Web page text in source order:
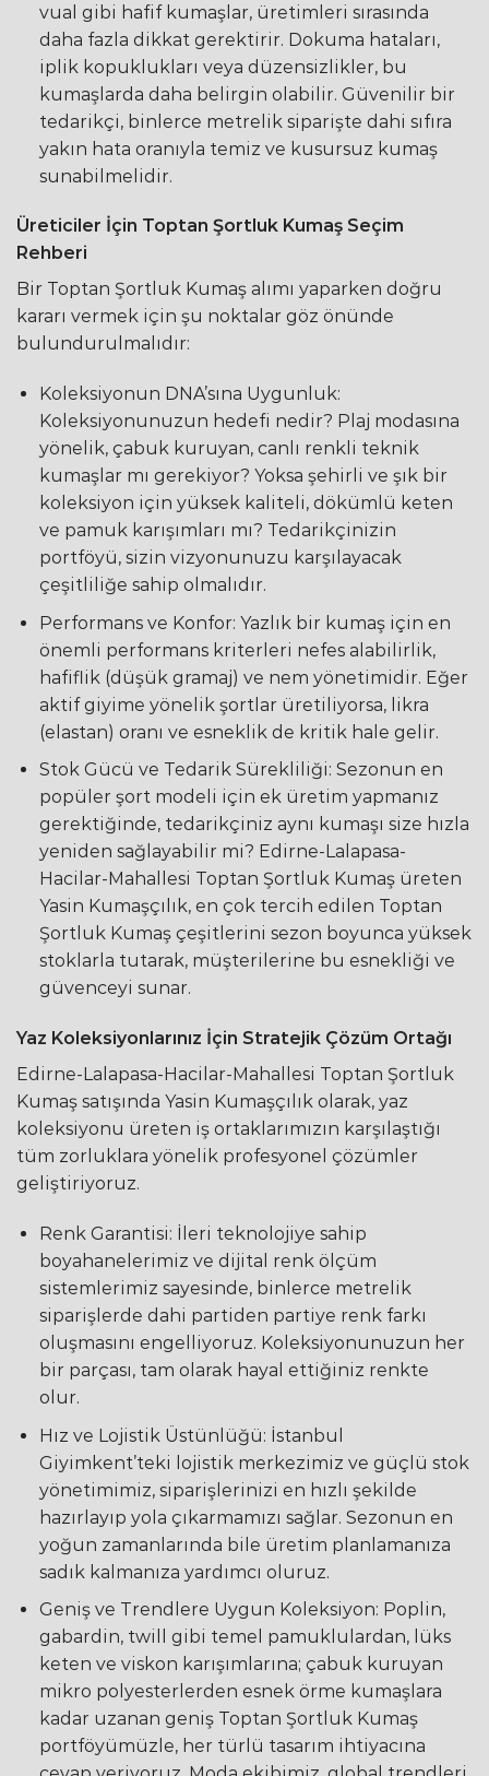
vual gibi hafif kumaşlar, üretimleri sırasında
daha fazla dikkat gerektirir. Dokuma hataları,
iplik kopuklukları veya düzensizlikler, bu
kumaşlarda daha belirgin olabilir. Güvenilir bir
tedarikçi, binlerce metrelik siparişte dahi sıfıra
yakın hata oranıyla temiz ve kusursuz kumaş
sunabilmelidir.
Üreticiler İçin Toptan Şortluk Kumaş Seçim
Rehberi
Bir Toptan Şortluk Kumaş alımı yaparken doğru
kararı vermek için şu noktalar göz önünde
bulundurulmalıdır:
Koleksiyonun DNA’sına Uygunluk:
Koleksiyonunuzun hedefi nedir? Plaj modasına
yönelik, çabuk kuruyan, canlı renkli teknik
kumaşlar mı gerekiyor? Yoksa şehirli ve şık bir
koleksiyon için yüksek kaliteli, dökümlü keten
ve pamuk karışımları mı? Tedarikçinizin
portföyü, sizin vizyonunuzu karşılayacak
çeşitliliğe sahip olmalıdır.
Performans ve Konfor: Yazlık bir kumaş için en
önemli performans kriterleri nefes alabilirlik,
hafiflik (düşük gramaj) ve nem yönetimidir. Eğer
aktif giyime yönelik şortlar üretiliyorsa, likra
(elastan) oranı ve esneklik de kritik hale gelir.
Stok Gücü ve Tedarik Sürekliliği: Sezonun en
popüler şort modeli için ek üretim yapmanız
gerektiğinde, tedarikçiniz aynı kumaşı size hızla
yeniden sağlayabilir mi? Edirne-Lalapasa-
Hacilar-Mahallesi Toptan Şortluk Kumaş üreten
Yasin Kumaşçılık, en çok tercih edilen Toptan
Şortluk Kumaş çeşitlerini sezon boyunca yüksek
stoklarla tutarak, müşterilerine bu esnekliği ve
güvenceyi sunar.
Yaz Koleksiyonlarınız İçin Stratejik Çözüm Ortağı
Edirne-Lalapasa-Hacilar-Mahallesi Toptan Şortluk
Kumaş satışında Yasin Kumaşçılık olarak, yaz
koleksiyonu üreten iş ortaklarımızın karşılaştığı
tüm zorluklara yönelik profesyonel çözümler
geliştiriyoruz.
Renk Garantisi: İleri teknolojiye sahip
boyahanelerimiz ve dijital renk ölçüm
sistemlerimiz sayesinde, binlerce metrelik
siparişlerde dahi partiden partiye renk farkı
oluşmasını engelliyoruz. Koleksiyonunuzun her
bir parçası, tam olarak hayal ettiğiniz renkte
olur.
Hız ve Lojistik Üstünlüğü: İstanbul
Giyimkent’teki lojistik merkezimiz ve güçlü stok
yönetimimiz, siparişlerinizi en hızlı şekilde
hazırlayıp yola çıkarmamızı sağlar. Sezonun en
yoğun zamanlarında bile üretim planlamanıza
sadık kalmanıza yardımcı oluruz.
Geniş ve Trendlere Uygun Koleksiyon: Poplin,
gabardin, twill gibi temel pamuklulardan, lüks
keten ve viskon karışımlarına; çabuk kuruyan
mikro polyesterlerden esnek örme kumaşlara
kadar uzanan geniş Toptan Şortluk Kumaş
portföyümüzle, her türlü tasarım ihtiyacına